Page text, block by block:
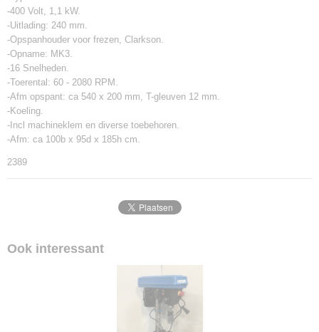
-400 Volt, 1,1 kW.
-Uitlading: 240 mm.
-Opspanhouder voor frezen, Clarkson.
-Opname: MK3.
-16 Snelheden.
-Toerental: 60 - 2080 RPM.
-Afm opspant: ca 540 x 200 mm, T-gleuven 12 mm.
-Koeling.
-Incl machineklem en diverse toebehoren.
-Afm: ca 100b x 95d x 185h cm.
2389
Ook interessant